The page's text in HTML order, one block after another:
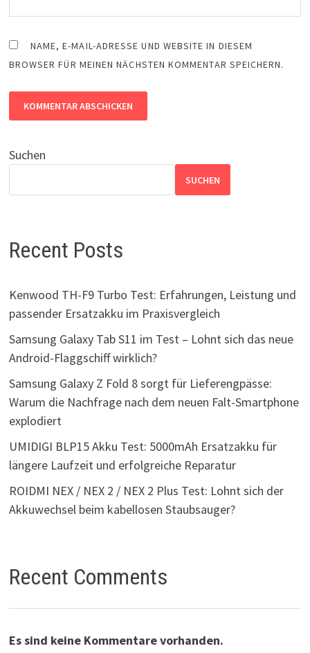
NAME, E-MAIL-ADRESSE UND WEBSITE IN DIESEM
BROWSER FÜR MEINEN NÄCHSTEN KOMMENTAR SPEICHERN.
Suchen
SUCHEN
Recent Posts
Kenwood TH-F9 Turbo Test: Erfahrungen, Leistung und
passender Ersatzakku im Praxisvergleich
Samsung Galaxy Tab S11 im Test – Lohnt sich das neue
Android-Flaggschiff wirklich?
Samsung Galaxy Z Fold 8 sorgt für Lieferengpässe:
Warum die Nachfrage nach dem neuen Falt-Smartphone
explodiert
UMIDIGI BLP15 Akku Test: 5000mAh Ersatzakku für
längere Laufzeit und erfolgreiche Reparatur
ROIDMI NEX / NEX 2 / NEX 2 Plus Test: Lohnt sich der
Akkuwechsel beim kabellosen Staubsauger?
Recent Comments
Es sind keine Kommentare vorhanden.